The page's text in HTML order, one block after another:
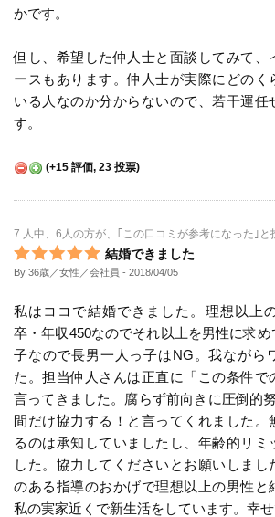
かです。
但し、希望した仲人士と面談してみて、
ースもあります。仲人士が実際にどのく
いる人なのか分からないので、若干運任
す。
(+15 評価, 23 投票)
7 人中、6人の方が、｢この口コミが参考になった｣と
結婚できました
By 36歳／女性／会社員 - 2018/04/05
私はココで結婚できました。理想以上
卒・年収450なのでそれ以上を男性に求
子なので長男一人っ子はNG。我ながら
た。担当仲人さんは正直に「この条件で
言ってきました。腐らず前向きに圧倒的
間だけ協力する！と言ってくれました。
るのは承知していましたし、年齢的リミ
した。協力してくださいとお願いしまし
のある指導のおかげで理想以上の男性と
私の実家近くで新生活をしています。幸せ